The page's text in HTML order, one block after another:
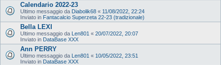
Calendario 2022-23
Ultimo messaggio da Diabolik68 « 11/08/2022, 22:24
Inviato in Fantacalcio Superzeta 22-23 (tradizionale)
Bella LEXI
Ultimo messaggio da Len801 « 20/07/2022, 20:07
Inviato in DataBase XXX
Ann PERRY
Ultimo messaggio da Len801 « 10/05/2022, 23:51
Inviato in DataBase XXX